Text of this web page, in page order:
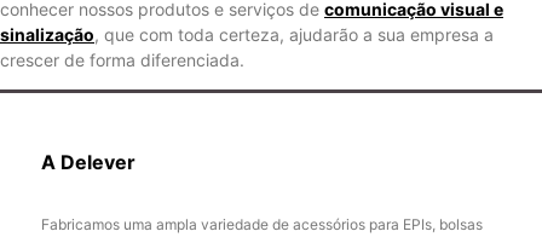
conhecer nossos produtos e serviços de comunicação visual e
sinalização, que com toda certeza, ajudarão a sua empresa a
crescer de forma diferenciada.
A Delever
Fabricamos uma ampla variedade de acessórios para EPIs, bolsas